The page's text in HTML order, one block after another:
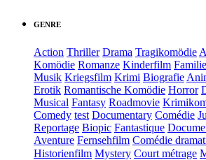
GENRE
Action Thriller Drama Tragikomödie
Komödie Romanze Kinderfilm Familie
Musik Kriegsfilm Krimi Biografie
Erotik Romantische Komödie Horror
Musical Fantasy Roadmovie
Comedy test Documentary Comédie
Reportage Biopic Fantastique
Aventure Fernsehfilm Comédie
Historienfilm Mystery Court métrage